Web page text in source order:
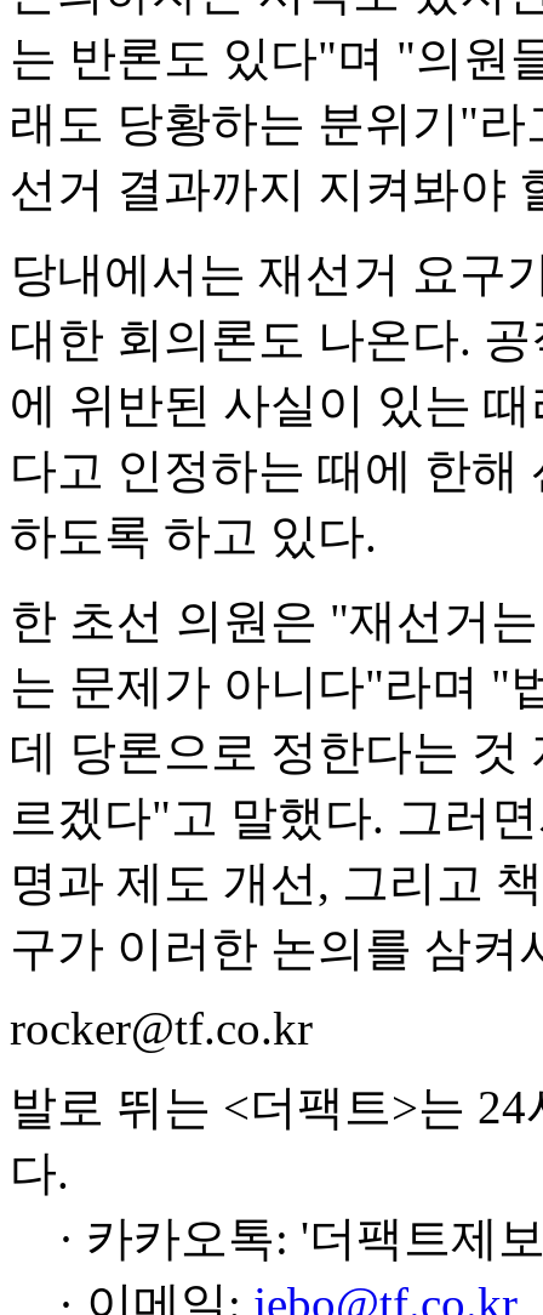
는 반론도 있다"며 "의원
래도 당황하는 분위기"
선거 결과까지 지켜봐야
당내에서는 재선거 요구
대한 회의론도 나온다.
에 위반된 사실이 있는
다고 인정하는 때에 한해
하도록 하고 있다.
한 초선 의원은 "재선거
는 문제가 아니다"라며 "
데 당론으로 정한다는 것
르겠다"고 말했다. 그러
명과 제도 개선, 그리고
구가 이러한 논의를 삼
rocker@tf.co.kr
발로 뛰는 <더팩트>는
다.
· 카카오톡: '더팩트제
· 이메일: jebo@tf.co.kr